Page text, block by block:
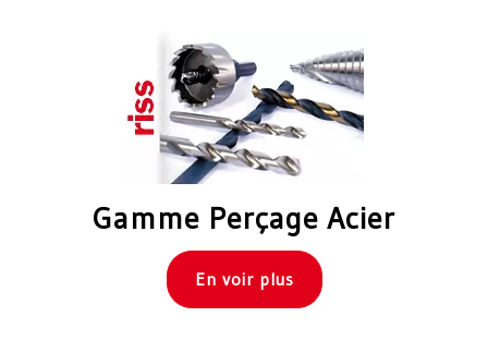
Gamme Perçage Acier
En voir plus